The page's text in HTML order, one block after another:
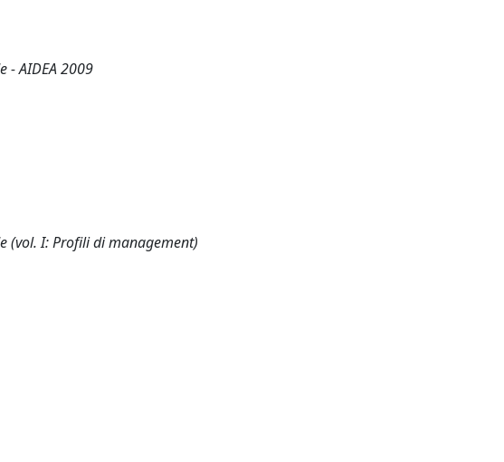
- AIDEA 2009
(vol. I: Profili di management)